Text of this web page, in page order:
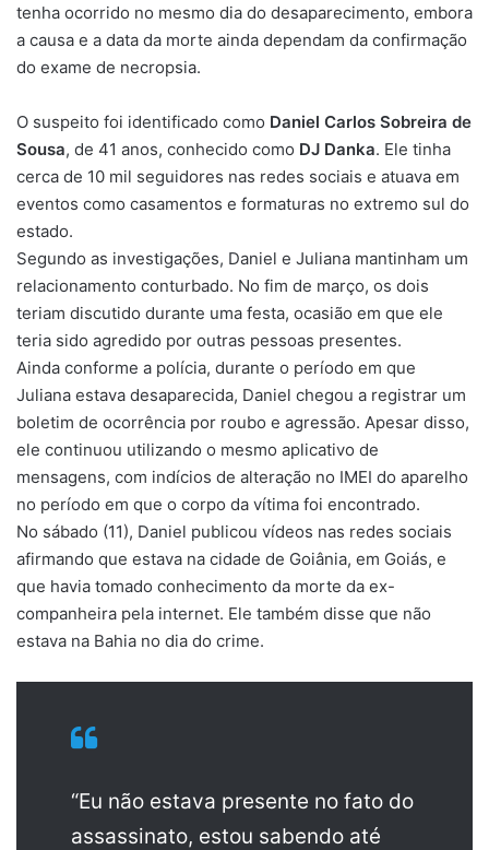
tenha ocorrido no mesmo dia do desaparecimento, embora
a causa e a data da morte ainda dependam da confirmação
do exame de necropsia.
O suspeito foi identificado como Daniel Carlos Sobreira de
Sousa, de 41 anos, conhecido como DJ Danka. Ele tinha
cerca de 10 mil seguidores nas redes sociais e atuava em
eventos como casamentos e formaturas no extremo sul do
estado.
Segundo as investigações, Daniel e Juliana mantinham um
relacionamento conturbado. No fim de março, os dois
teriam discutido durante uma festa, ocasião em que ele
teria sido agredido por outras pessoas presentes.
Ainda conforme a polícia, durante o período em que
Juliana estava desaparecida, Daniel chegou a registrar um
boletim de ocorrência por roubo e agressão. Apesar disso,
ele continuou utilizando o mesmo aplicativo de
mensagens, com indícios de alteração no IMEI do aparelho
no período em que o corpo da vítima foi encontrado.
No sábado (11), Daniel publicou vídeos nas redes sociais
afirmando que estava na cidade de Goiânia, em Goiás, e
que havia tomado conhecimento da morte da ex-
companheira pela internet. Ele também disse que não
estava na Bahia no dia do crime.
“Eu não estava presente no fato do
assassinato, estou sabendo até